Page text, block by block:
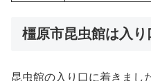
橿原市昆虫館は入り
昆虫館の入り口に着きまし